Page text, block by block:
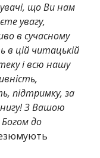
що Ви нам
увагу,
в сучасному
в цій читацькій
і всю нашу
підтримку, за
З Вашою
до